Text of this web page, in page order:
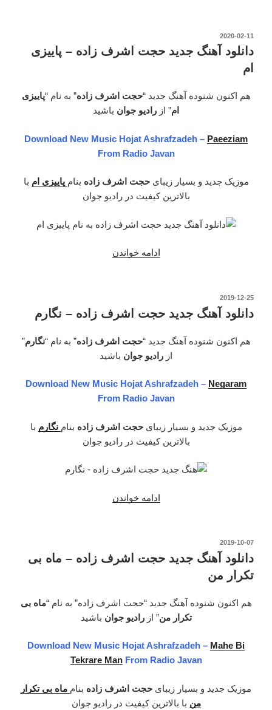
اشرف
به
جای
نوشته‌شده
2020-02-11
دانلود آهنگ جدید حجت اشرف زاده – پاییزی
ام
هم اکنون شنوده آهنگ جدید “حجت اشرف زاده” به نام “پاییزی
ام” از رادیو جوان باشید
Download New Music Hojat Ashrafzadeh – Paeeziam
From Radio Javan
موزیک جدید و بسیار زیبایحجت اشرف زاده بنام پاییزی ام با
بالاترین کیفیت در رادیو جوان
ادامه خواندن
اشرف
–
پاییزی
نوشته‌شده
2019-12-25
دانلود آهنگ جدید حجت اشرف زاده – نگارم
هم اکنون شنوده آهنگ جدید “حجت اشرف زاده” به نام “نگارم”
از رادیو جوان باشید
Download New Music Hojat Ashrafzadeh – Negaram
From Radio Javan
موزیک جدید و بسیار زیبایحجت اشرف زاده بنام نگارم با
بالاترین کیفیت در رادیو جوان
ادامه خواندن
اشرف
نگارم”
نوشته‌شده
2019-10-07
دانلود آهنگ جدید حجت اشرف زاده – ماه بی
تکرار من
هم اکنون شنوده آهنگ جدید “حجت اشرف زاده” به نام “ماه بی
تکرار من” ازرادیو جوان باشید
Download New Music Hojat Ashrafzadeh – Mahe Bi
Tekrare ManFrom Radio Javan
موزیک جدید و بسیار زیبای حجت اشرف زاده بنام ماه بی تکرار
من با بالاترین کیفیت در رادیو جوان